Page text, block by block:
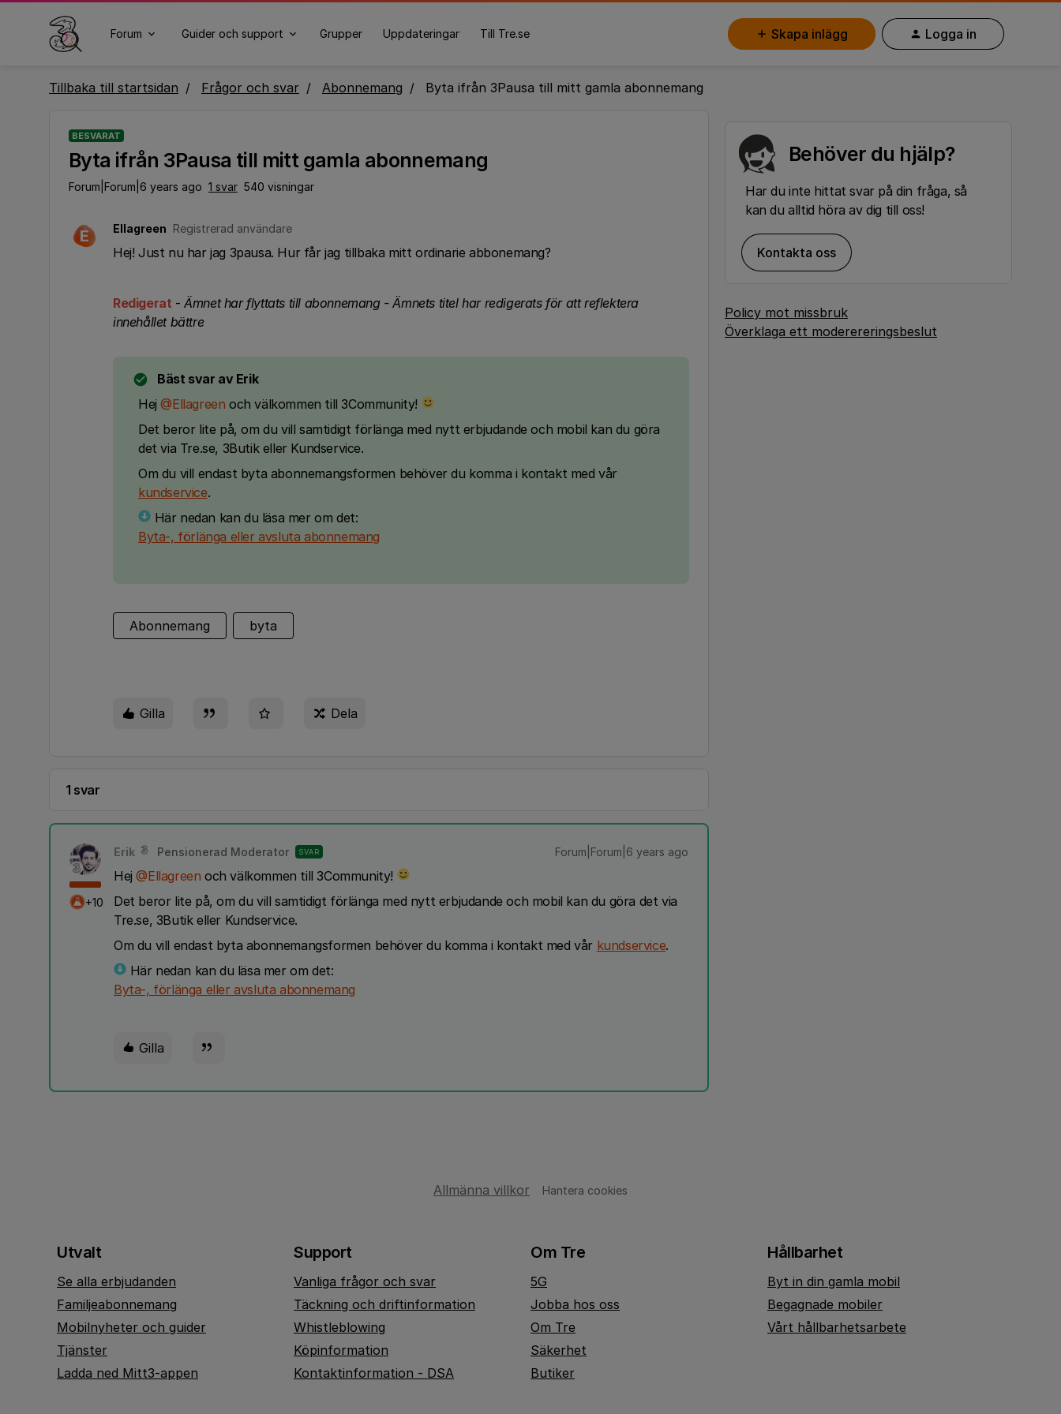
Forum Guider och support Grupper Uppdateringar Till Tre.se Skapa inlägg Logga in
Tillbaka till startsidan Frågor och svar Abonnemang Byta ifrån 3Pausa till mitt gamla abonnemang
BESVARAT
Byta ifrån 3Pausa till mitt gamla abonnemang
Forum|Forum|6 years ago 1 svar 540 visningar
E Ellagreen Registrerad användare
Hej! Just nu har jag 3pausa. Hur får jag tillbaka mitt ordinarie abbonemang?
Redigerat -Ämnet har flyttats till abonnemang - Ämnets titel har redigerats för att reflektera
innehållet bättre
Bäst svar av Erik
Hej@Ellagreen och välkommen till 3Community!
Det beror lite på, om du vill samtidigt förlänga med nytt erbjudande och mobil kan du göra
det via Tre.se, 3Butik eller Kundservice.
Om du vill endast byta abonnemangsformen behöver du komma i kontakt med vår
kundservice.
Här nedan kan du läsa mer om det:
Byta-, förlänga eller avsluta abonnemang
Abonnemang byta
Gilla Dela
1 svar
+10
Erik Pensionerad Moderator SVAR Forum|Forum|6 years ago
Hej@Ellagreen och välkommen till 3Community!
Det beror lite på, om du vill samtidigt förlänga med nytt erbjudande och mobil kan du göra det via
Tre.se, 3Butik eller Kundservice.
Om du vill endast byta abonnemangsformen behöver du komma i kontakt med vår kundservice.
Här nedan kan du läsa mer om det:
Byta-, förlänga eller avsluta abonnemang
Gilla
Behöver du hjälp?
Har du inte hittat svar på din fråga, så
kan du alltid höra av dig till oss!
Kontakta oss
Policy mot missbruk
Överklaga ett moderereringsbeslut
Allmänna villkor Hantera cookies
Utvalt
Se alla erbjudanden
Familjeabonnemang
Mobilnyheter och guider
Tjänster
Ladda ned Mitt3-appen
Support
Vanliga frågor och svar
Täckning och driftinformation
Whistleblowing
Köpinformation
Kontaktinformation - DSA
Om Tre
5G
Jobba hos oss
Om Tre
Säkerhet
Butiker
Hållbarhet
Byt in din gamla mobil
Begagnade mobiler
Vårt hållbarhetsarbete